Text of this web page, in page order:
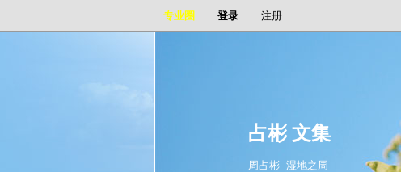
专业圈 登录 注册
占彬 文集
周占彬--湿地之周